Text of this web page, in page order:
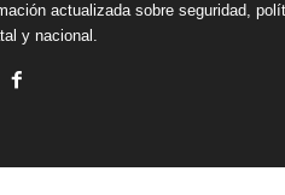
actualizada sobre seguridad,
y nacional.